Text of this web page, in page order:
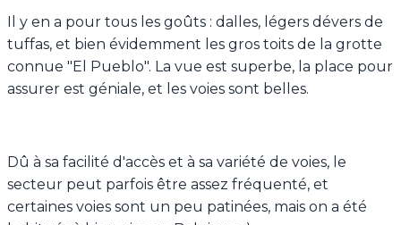
Il y en a pour tous les goûts : dalles, légers dévers de
tuffas, et bien évidemment les gros toits de la grotte
connue "El Pueblo". La vue est superbe, la place pour
assurer est géniale, et les voies sont belles.
Dû à sa facilité d'accès et à sa variété de voies, le
secteur peut parfois être assez fréquenté, et
certaines voies sont un peu patinées, mais on a été